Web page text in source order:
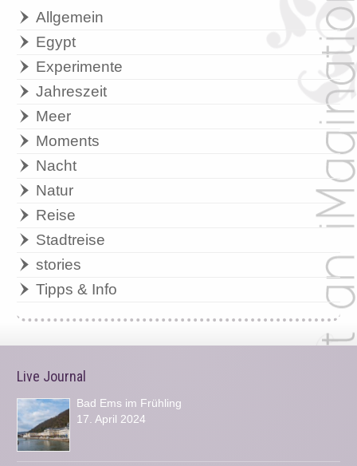
Allgemein
Egypt
Experimente
Jahreszeit
Meer
Moments
Nacht
Natur
Reise
Stadtreise
stories
Tipps & Info
Live Journal
Bad Ems im Frühling
17. April 2024